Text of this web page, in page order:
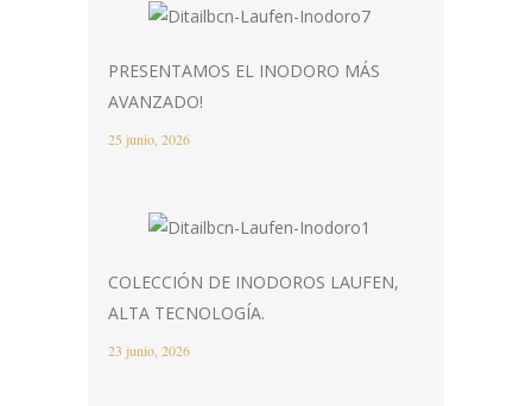
PRESENTAMOS EL INODORO MÁS
AVANZADO!
25 junio, 2026
COLECCIÓN DE INODOROS LAUFEN,
ALTA TECNOLOGÍA.
23 junio, 2026